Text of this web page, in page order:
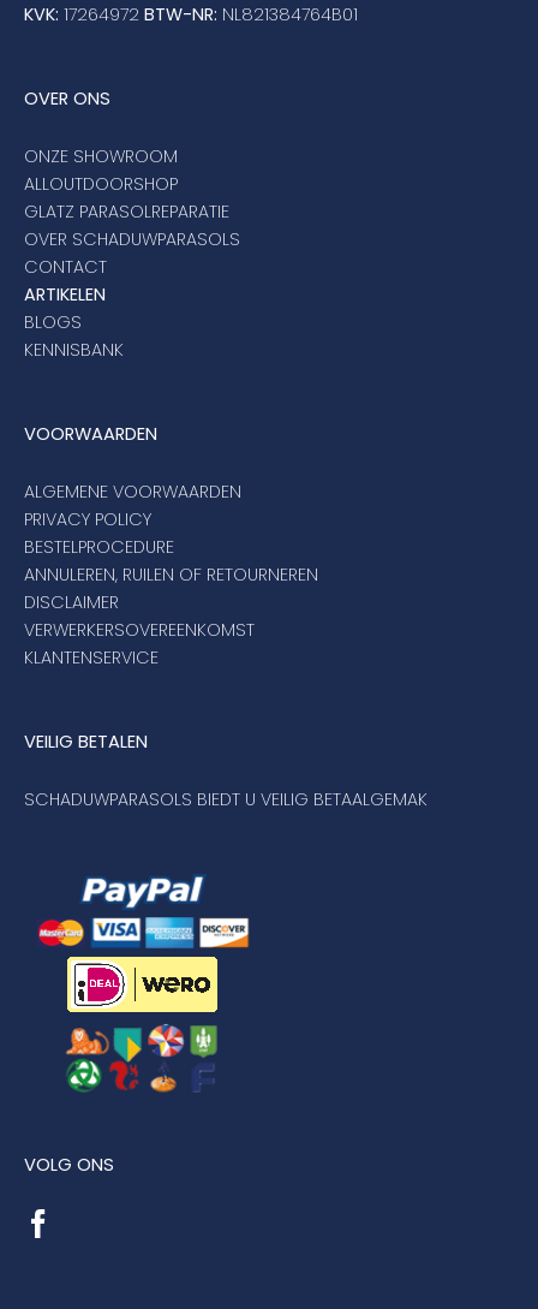
KVK: 17264972 BTW-NR: NL821384764B01
OVER ONS
ONZE SHOWROOM
ALLOUTDOORSHOP
GLATZ PARASOLREPARATIE
OVER SCHADUWPARASOLS
CONTACT
ARTIKELEN
BLOGS
KENNISBANK
VOORWAARDEN
ALGEMENE VOORWAARDEN
PRIVACY POLICY
BESTELPROCEDURE
ANNULEREN, RUILEN OF RETOURNEREN
DISCLAIMER
VERWERKERSOVEREENKOMST
KLANTENSERVICE
VEILIG BETALEN
SCHADUWPARASOLS BIEDT U VEILIG BETAALGEMAK
VOLG ONS